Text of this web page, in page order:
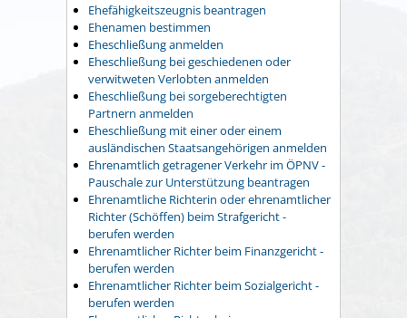
Ehefähigkeitszeugnis beantragen
Ehenamen bestimmen
Eheschließung anmelden
Eheschließung bei geschiedenen oder
verwitweten Verlobten anmelden
Eheschließung bei sorgeberechtigten
Partnern anmelden
Eheschließung mit einer oder einem
ausländischen Staatsangehörigen anmelden
Ehrenamtlich getragener Verkehr im ÖPNV -
Pauschale zur Unterstützung beantragen
Ehrenamtliche Richterin oder ehrenamtlicher
Richter (Schöffen) beim Strafgericht -
berufen werden
Ehrenamtlicher Richter beim Finanzgericht -
berufen werden
Ehrenamtlicher Richter beim Sozialgericht -
berufen werden